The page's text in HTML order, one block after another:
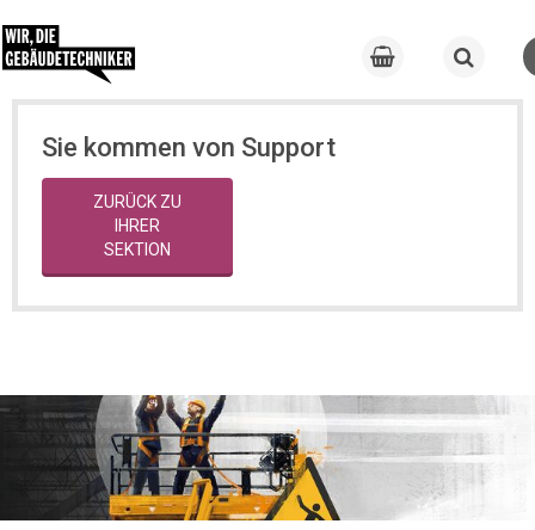
Sie kommen von Support
ZURÜCK ZU
IHRER
SEKTION